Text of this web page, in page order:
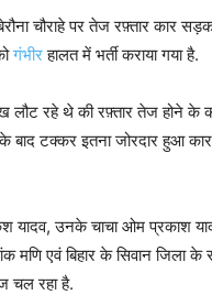
चौराहे पर तेज रफ़्तार कार
गंभीरहालत में भर्ती कराया गया है.
लौट रहे थे की रफ़्तार तेज होने के
टक्कर इतना जोरदार हुआ
यादव, उनके चाचा ओम प्रकाश
मणि एवं बिहार के सिवान जिला
चल रहा है.